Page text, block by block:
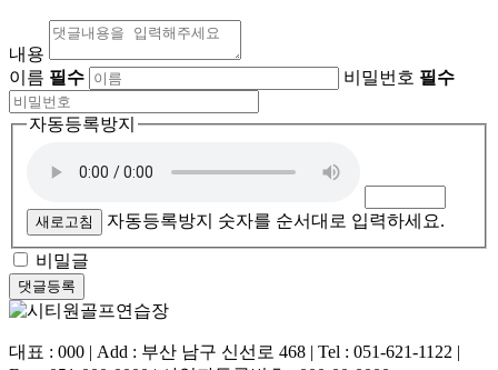
내용
이름 필수 비밀번호 필수
자동등록방지
새로고침 자동등록방지 숫자를 순서대로 입력하세요.
비밀글
대표 : 000 | Add : 부산 남구 신선로 468 | Tel : 051-621-1122 |